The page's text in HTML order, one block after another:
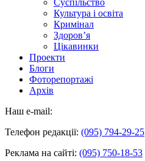
Культура і освіта
Кримінал
Здоров’я
Цікавинки
Проекти
Блоги
Фоторепортажі
Архів
Наш e-mail:
Телефон редакції: (095) 794-29-25
Реклама на сайті: (095) 750-18-53